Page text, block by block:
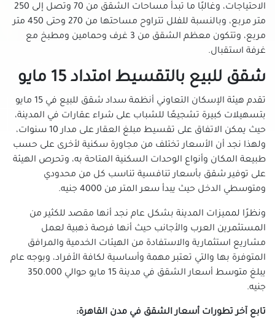
شقق للبيع في سيليا طلعت مصطفي
شقق للبيع في شارع الطيران بمدينة نصر
شقق للبيع في شارع خضر التوني بمدينة نصر
شقق للبيع في شارع عباس العقاد بمدينة نصر
شقق للبيع في شارع مصطفى النحاس بمدينة نصر
شقق للبيع في شارع مكرم عبيد بمدينة نصر
شقق للبيع في شبرا
شقق للبيع في طره
شقق للبيع في طلعت حرب
شقق للبيع في عبده باشا
شقق للبيع في عبود
شقق للبيع في عزبة النخل
شقق للبيع في عين شمس
شقق للبيع في كوبرى القبة
الاحتياجات، وغالبًا ما تبدأ مساحات الشقق من 70 وتصل إلى 250
متر مربع، وبالنسبة للفلل تتراوح مساحتها من 270 وحتى 450 متر
مربع، وتتكون معظم الشقق من 3 غرف وحمامين ومطبخ مع
غرفة استقبال.
شقق للبيع بالتقسيط امتداد 15 مايو
تقدم هيئة الإسكان التعاوني أنظمة سداد شقق للبيع في 15 مايو
بتسهيلات كبيرة تشجيعًا للشباب على شراء عقارات في المدينة،
حيث يمكن الاتفاق على تقسيط مبلغ العقار على مدار 10 سنوات،
ولهذا نجد أن الأسعار تختلف من مجاورة سكنية لأخرى على حسب
طبيعة المكان وأنواع الوحدات السكنية المتاحة به، وتحرص الهيئة
على توفير شقق بأسعار تنافسية تناسب كل من محدودي
ومتوسطي الدخل حيث يبدأ سعر المتر من 4000 جنيه.
ونظرًا لمميزات المدينة بشكل عام نجد أنها مقصد للكثير من
المستثمرين العرب والأجانب حيث أنها فرصة ذهبية لعمل
مشاريع استثمارية والاستفادة من الهيئات الخدمية والمرافق
المتوفرة بها والتي تعتبر مهمة وأساسية لكافة الأفراد، وبوجه عام
يبلغ متوسط أسعار الشقق في مدينة 15 مايو حوالي 350.000
جنيه.
تابع آخر تطورات أسعار الشقق في مدن القاهرة: